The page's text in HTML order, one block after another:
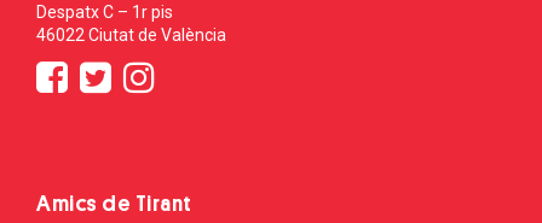
Despatx C – 1r pis
46022 Ciutat de València
Amics de Tirant